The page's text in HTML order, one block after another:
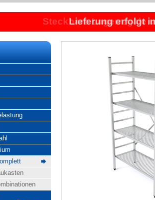
Steckbare Lagerregale
Lieferung erfolgt